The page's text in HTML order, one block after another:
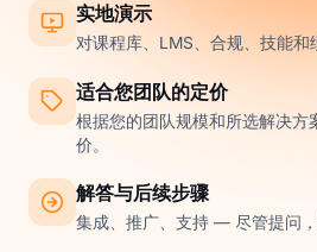
实地演示
对课程库、LMS、合规、技能和
适合您团队的定价
根据您的团队规模和所选解决方
价。
解答与后续步骤
集成、推广、支持 — 尽管提问，